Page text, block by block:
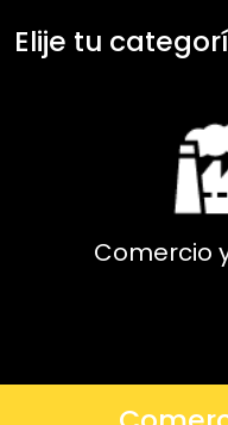
Elije tu
Comercio